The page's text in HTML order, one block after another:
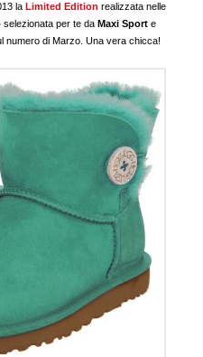
laLimited Edition realizzata nelle
selezionata per te da Maxi Sporte
numero di Marzo. Una vera chicca!